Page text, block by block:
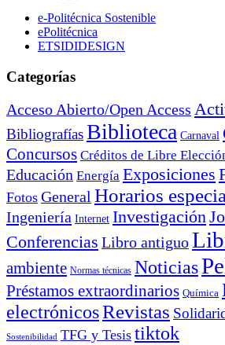
e-Politécnica Sostenible
ePolitécnica
ETSIDIDESIGN
Categorías
Acceso Abierto/Open Access
BibliografíasBiblioteca Carnaval
Concursos Créditos de Libre
Educación Energía Exposiciones
Fotos General Horarios
Ingeniería Internet Investigación
Conferencias Libro antiguo
ambiente Normas técnicas Noticias
Préstamos extraordinarios Química
electrónicosRevistas
Sostenibilidad TFG y Tesis tiktok